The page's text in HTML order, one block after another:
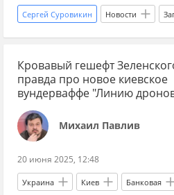
Сергей Суровикин Новости
Россия Сумы Самойлов
Украина.ру Вооруженные силы
Запорожская область
Запорожское направление
новости СВО сейчас
дзен новости СВО
Спецоперация наступление ВС
Кровавый гешефт
правда про новое киевское
вундерваффе "Линию
Михаил Павлив
20 июня 2025, 12:48
Украина Киев Банковая